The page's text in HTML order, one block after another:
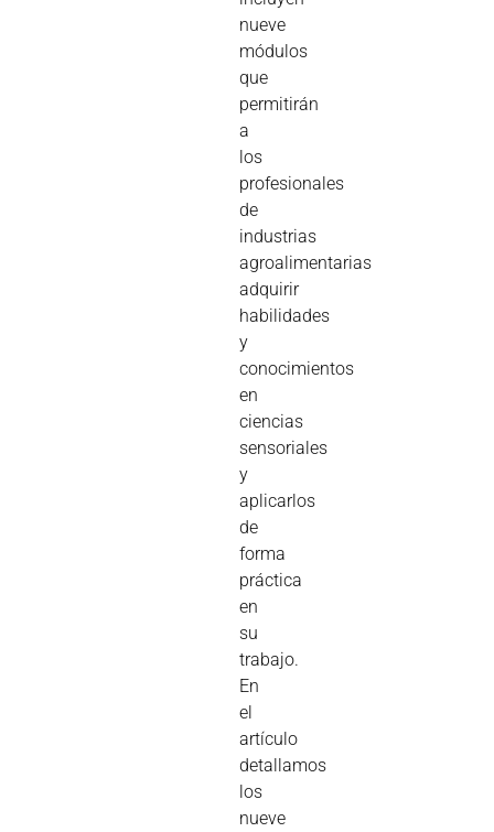
nueve
módulos
que
permitirán
a
los
profesionales
de
industrias
agroalimentarias
adquirir
habilidades
y
conocimientos
en
ciencias
sensoriales
y
aplicarlos
de
forma
práctica
en
su
trabajo.
En
el
artículo
detallamos
los
nueve